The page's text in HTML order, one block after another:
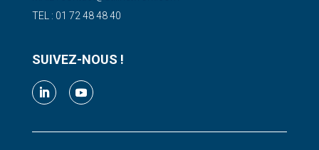
TEL : 01 72 48 48 40
SUIVEZ-NOUS !